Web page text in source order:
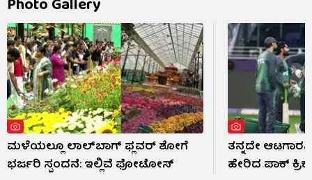
Photo Gallery
ಮಳೆಯಲ್ಲೂ ಲಾಲ್‌ಬಾಗ್ ಫ್ಲವರ್ ಶೋಗೆ
ಭರ್ಜರಿ ಸ್ಪಂದನೆ: ಇಲ್ಲಿವೆ ಫೋಟೋಸ್​
ತನ್ನದೇ
ಹೇರಿದ ಪಾಕ್